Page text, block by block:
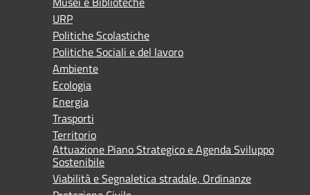
URP
Politiche Scolastiche
Politiche Sociali e del lavoro
Ambiente
Ecologia
Energia
Trasporti
Territorio
Attuazione Piano Strategico e Agenda Sviluppo
Sostenibile
Viabilità e Segnaletica stradale, Ordinanze